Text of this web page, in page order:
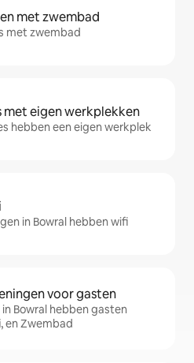
met zwembad
met zwembad
eigen werkplekken
hebben een eigen werkplek
in Bowral hebben wifi
voor gasten
Bowral hebben gasten
en Zwembad